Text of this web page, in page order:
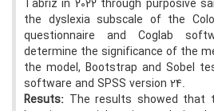
Tabriz in 2022 through purposive
the dyslexia subscale of the
questionnaire and Coglab
determine the significance of the
the model, Bootstrap and Sobel
software and SPSS version 24.
Resuts: The results showed that